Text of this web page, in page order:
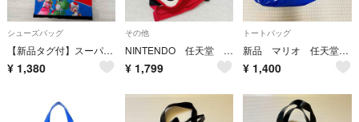
シューズバッグ
【新品タグ付】スーパーマリオ キルトシューズバッグ 上履き入れ 黒
¥ 1,380
その他
NINTENDO 任天堂 ポケモン ボディバッグ switch モンスターボール
¥ 1,799
トートバッグ
新品 マリオ 任天堂 ヨッシー プールバッグ ビニールバッグ ビーチバッグ
¥ 1,400